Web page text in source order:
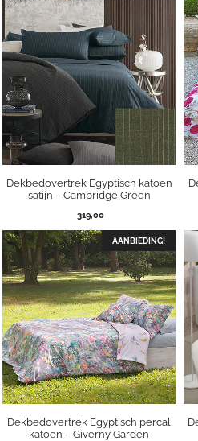
Dekbedovertrek Egyptisch katoen
satijn – Cambridge Green
319,00
AANBIEDING!
Dekbedovertrek Egyptisch percal
katoen – Giverny Garden